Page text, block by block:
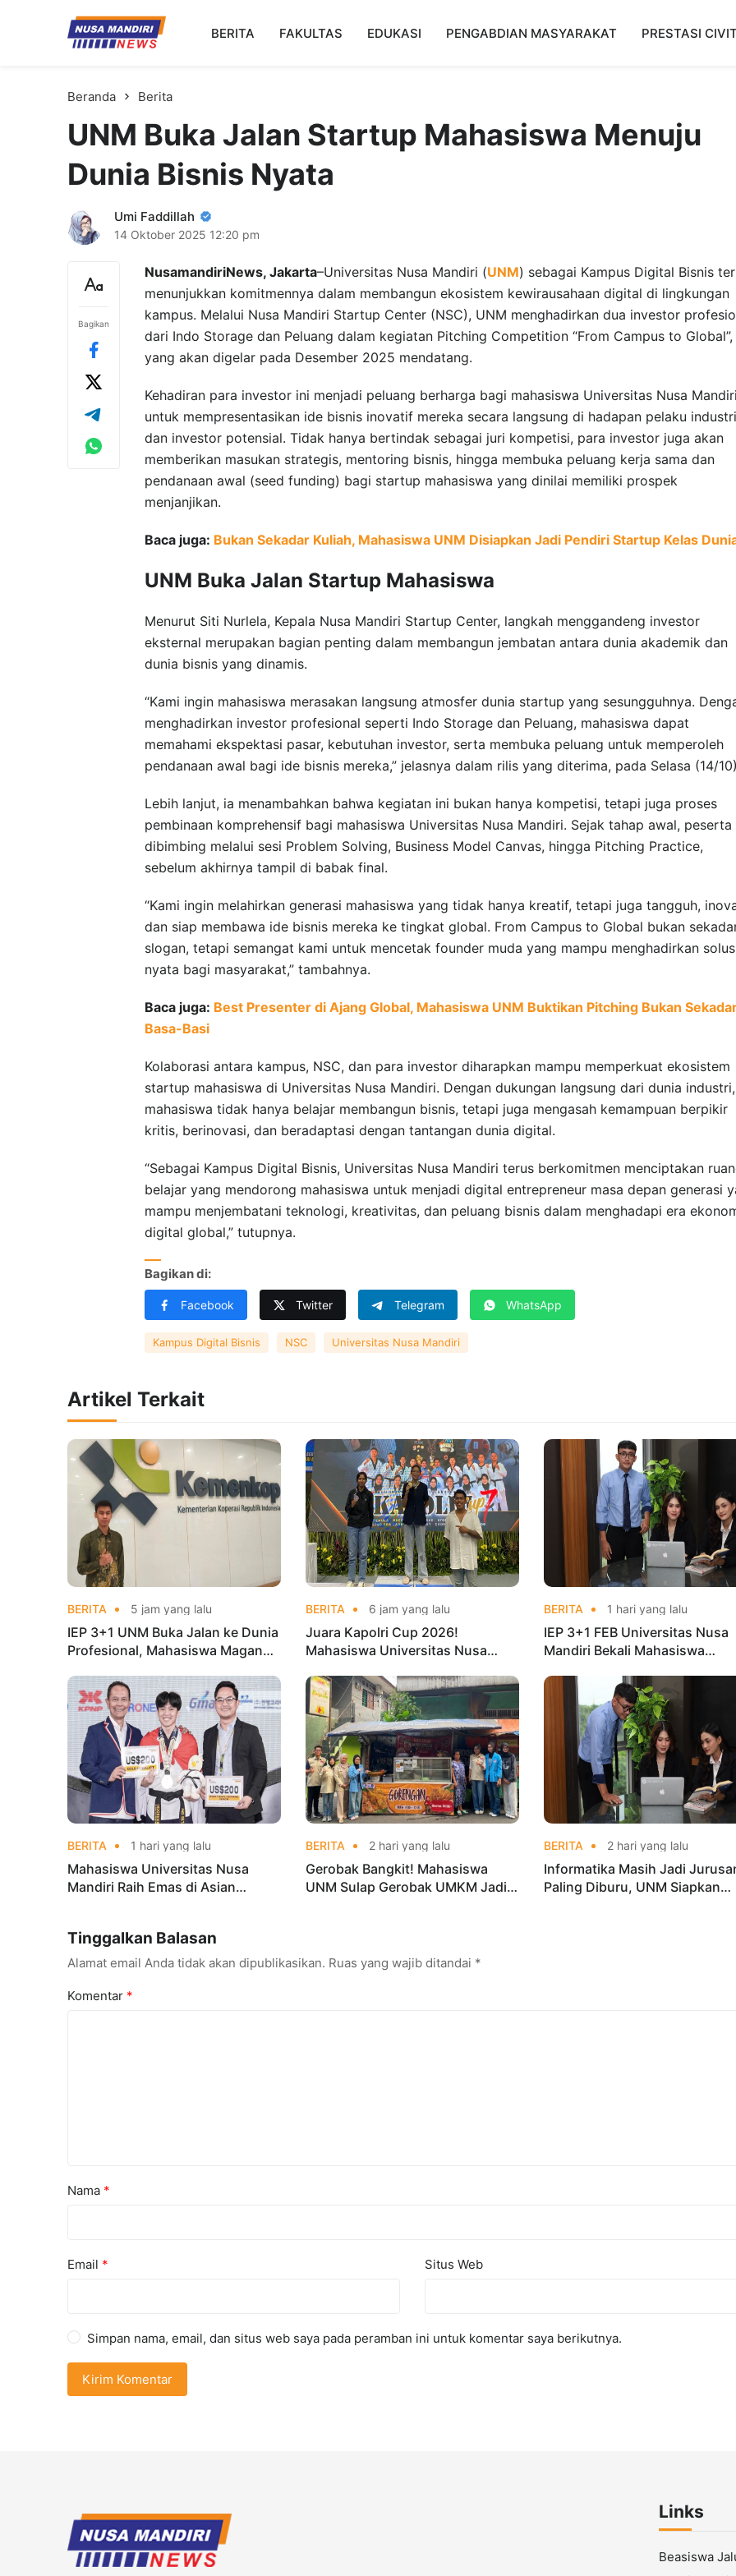
Kampus Digital Bisnis
Universitas Nusa Mandiri
BERITA FAKULTAS EDUKASI PENGABDIAN MASYARAKAT PRESTASI
Beranda Berita
UNM Buka Jalan Startup Mahasiswa Menuju
Dunia Bisnis Nyata
Umi Faddillah
14 Oktober 2025 12:20 pm
Bagikan
NusamandiriNews, Jakarta–Universitas Nusa Mandiri (UNM) sebagai Kampus Digital Bisnis
menunjukkan komitmennya dalam membangun ekosistem kewirausahaan digital di lingkungan
kampus. Melalui Nusa Mandiri Startup Center (NSC), UNM menghadirkan dua investor
dari Indo Storage dan Peluang dalam kegiatan Pitching Competition “From Campus to Global”,
yang akan digelar pada Desember 2025 mendatang.
Kehadiran para investor ini menjadi peluang berharga bagi mahasiswa Universitas Nusa
untuk mempresentasikan ide bisnis inovatif mereka secara langsung di hadapan pelaku industri
dan investor potensial. Tidak hanya bertindak sebagai juri kompetisi, para investor juga akan
memberikan masukan strategis, mentoring bisnis, hingga membuka peluang kerja sama dan
pendanaan awal (seed funding) bagi startup mahasiswa yang dinilai memiliki prospek
menjanjikan.
Baca juga: Bukan Sekadar Kuliah, Mahasiswa UNM Disiapkan Jadi Pendiri Startup Kelas
UNM Buka Jalan Startup Mahasiswa
Menurut Siti Nurlela, Kepala Nusa Mandiri Startup Center, langkah menggandeng investor
eksternal merupakan bagian penting dalam membangun jembatan antara dunia akademik dan
dunia bisnis yang dinamis.
“Kami ingin mahasiswa merasakan langsung atmosfer dunia startup yang sesungguhnya.
menghadirkan investor profesional seperti Indo Storage dan Peluang, mahasiswa dapat
memahami ekspektasi pasar, kebutuhan investor, serta membuka peluang untuk memperoleh
pendanaan awal bagi ide bisnis mereka,” jelasnya dalam rilis yang diterima, pada Selasa (14/
Lebih lanjut, ia menambahkan bahwa kegiatan ini bukan hanya kompetisi, tetapi juga proses
pembinaan komprehensif bagi mahasiswa Universitas Nusa Mandiri. Sejak tahap awal, peserta
dibimbing melalui sesi Problem Solving, Business Model Canvas, hingga Pitching Practice,
sebelum akhirnya tampil di babak final.
“Kami ingin melahirkan generasi mahasiswa yang tidak hanya kreatif, tetapi juga tangguh,
dan siap membawa ide bisnis mereka ke tingkat global. From Campus to Global bukan
slogan, tetapi semangat kami untuk mencetak founder muda yang mampu menghadirkan
nyata bagi masyarakat,” tambahnya.
Baca juga: Best Presenter di Ajang Global, Mahasiswa UNM Buktikan Pitching Bukan
Basa-Basi
Kolaborasi antara kampus, NSC, dan para investor diharapkan mampu memperkuat ekosistem
startup mahasiswa di Universitas Nusa Mandiri. Dengan dukungan langsung dari dunia industri,
mahasiswa tidak hanya belajar membangun bisnis, tetapi juga mengasah kemampuan berpikir
kritis, berinovasi, dan beradaptasi dengan tantangan dunia digital.
“Sebagai Kampus Digital Bisnis, Universitas Nusa Mandiri terus berkomitmen menciptakan
belajar yang mendorong mahasiswa untuk menjadi digital entrepreneur masa depan generasi
mampu menjembatani teknologi, kreativitas, dan peluang bisnis dalam menghadapi era
digital global,” tutupnya.
Bagikan di:
Facebook Twitter Telegram WhatsApp
Kampus Digital Bisnis NSC Universitas Nusa Mandiri
Artikel Terkait
BERITA 5 jam yang lalu
IEP 3+1 UNM Buka Jalan ke Dunia
Profesional, Mahasiswa Magang
BERITA 6 jam yang lalu
Juara Kapolri Cup 2026!
Mahasiswa Universitas Nusa
di Kejurnas Taekwondo
BERITA 1 hari yang lalu
IEP 3+1 FEB Universitas Nusa
Mandiri Bekali Mahasiswa
BERITA 1 hari yang lalu
Mahasiswa Universitas Nusa
Mandiri Raih Emas di Asian
BERITA 2 hari yang lalu
Gerobak Bangkit! Mahasiswa
UNM Sulap Gerobak UMKM Jadi
BERITA 2 hari yang lalu
Informatika Masih Jadi
Paling Diburu, UNM Siapkan
Tinggalkan Balasan
Alamat email Anda tidak akan dipublikasikan. Ruas yang wajib ditandai *
Komentar *
Nama *
Email * Situs Web
Simpan nama, email, dan situs web saya pada peramban ini untuk komentar saya berikutnya.
Links
Beasiswa